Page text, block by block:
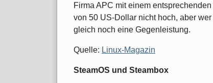
Firma APC mit einem
von 50 US-Dollar nicht hoch, aber
gleich noch eine Gegenleistung.
Quelle: Linux-Magazin
SteamOS und Steambox